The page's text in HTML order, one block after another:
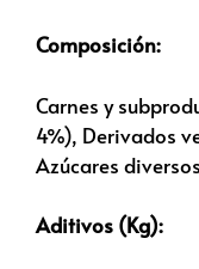
Composición:
Carnes y
4%), Derivados
Azúcares
Aditivos (Kg):